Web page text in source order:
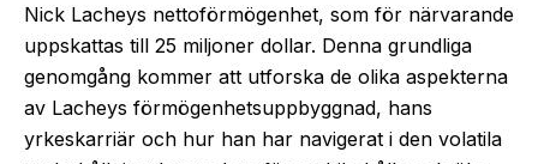
Nick Lacheys nettoförmögenhet, som för närvarande
uppskattas till 25 miljoner dollar. Denna grundliga
genomgång kommer att utforska de olika aspekterna
av Lacheys förmögenhetsuppbyggnad, hans
yrkeskarriär och hur han har navigerat i den volatila